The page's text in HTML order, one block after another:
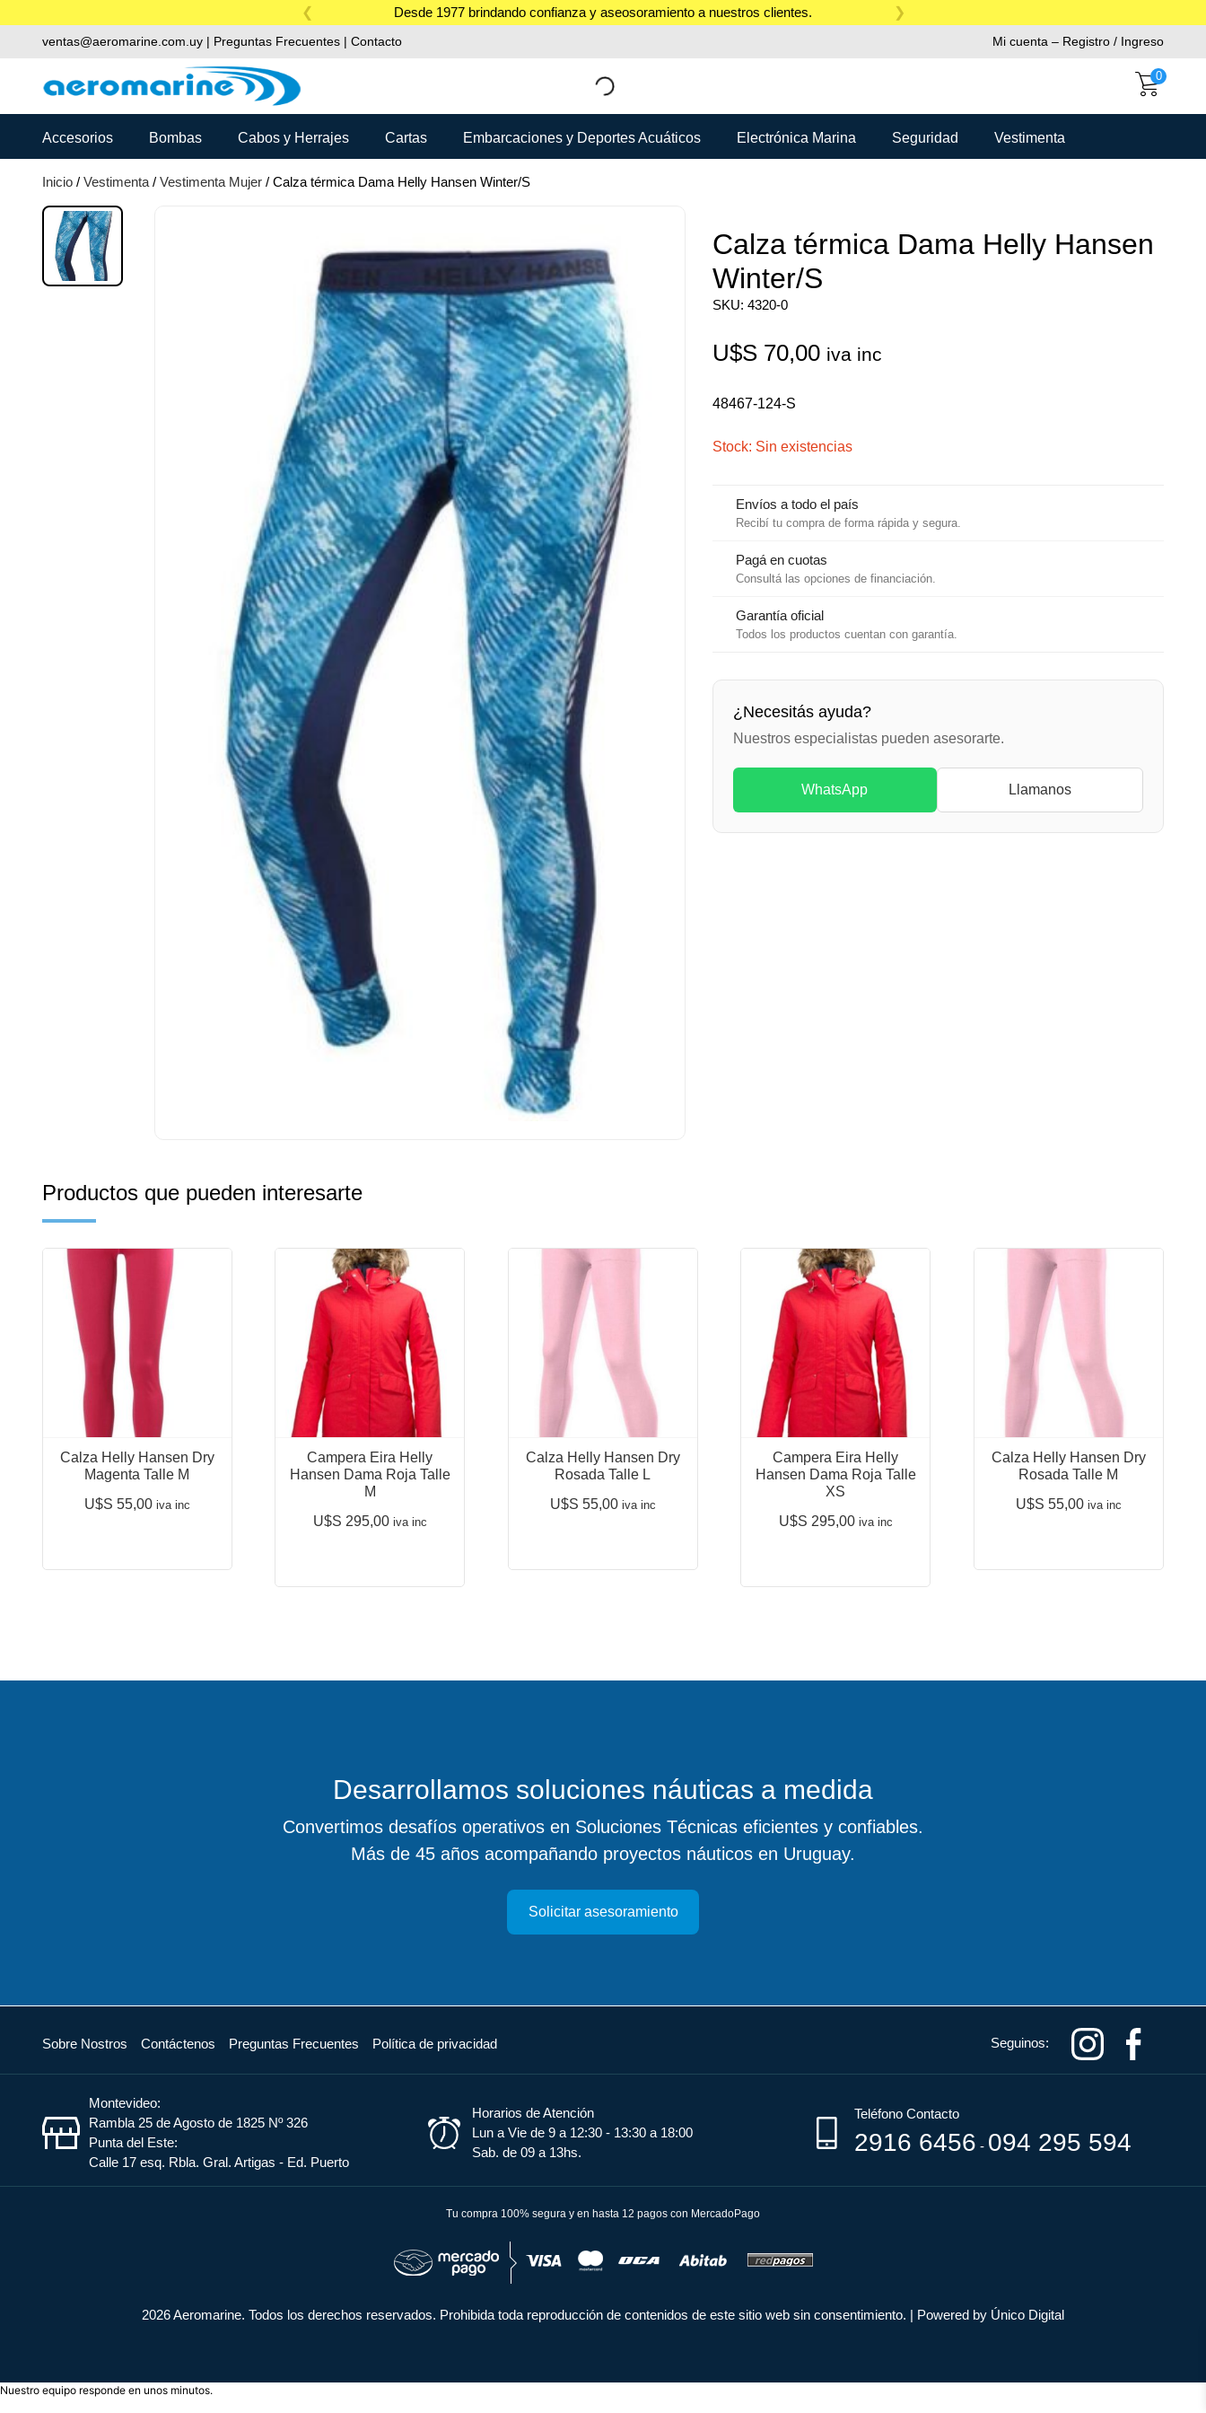
Desde 1977 brindando confianza y aseosoramiento a nuestros clientes.
ventas@aeromarine.com.uy | Preguntas Frecuentes | Contacto Mi cuenta – Registro / Ingreso
0
Accesorios Bombas Cabos y Herrajes Cartas Embarcaciones y Deportes Acuáticos Electrónica Marina Seguridad Vestimenta
Inicio / Vestimenta / Vestimenta Mujer / Calza térmica Dama Helly Hansen Winter/S
Calza térmica Dama Helly Hansen
Winter/S
SKU: 4320-0
U$S 70,00 iva inc
48467-124-S
Stock: Sin existencias
Envíos a todo el país
Recibí tu compra de forma rápida y segura.
Pagá en cuotas
Consultá las opciones de financiación.
Garantía oficial
Todos los productos cuentan con garantía.
¿Necesitás ayuda?
Nuestros especialistas pueden asesorarte.
WhatsApp Llamanos
Productos que pueden interesarte
Calza Helly Hansen Dry
Magenta Talle M
U$S 55,00 iva inc
Campera Eira Helly
Hansen Dama Roja Talle
M
U$S 295,00 iva inc
Calza Helly Hansen Dry
Rosada Talle L
U$S 55,00 iva inc
Campera Eira Helly
Hansen Dama Roja Talle
XS
U$S 295,00 iva inc
Calza Helly Hansen Dry
Rosada Talle M
U$S 55,00 iva inc
Desarrollamos soluciones náuticas a medida
Convertimos desafíos operativos en Soluciones Técnicas eficientes y confiables.
Más de 45 años acompañando proyectos náuticos en Uruguay.
Solicitar asesoramiento
Sobre Nostros Contáctenos Preguntas Frecuentes Política de privacidad Seguinos:
Montevideo:
Rambla 25 de Agosto de 1825 Nº 326
Punta del Este:
Calle 17 esq. Rbla. Gral. Artigas - Ed. Puerto
Horarios de Atención
Lun a Vie de 9 a 12:30 - 13:30 a 18:00
Sab. de 09 a 13hs.
Teléfono Contacto
2916 6456 - 094 295 594
Tu compra 100% segura y en hasta 12 pagos con MercadoPago
2026 Aeromarine. Todos los derechos reservados. Prohibida toda reproducción de contenidos de este sitio web sin consentimiento. | Powered by Único Digital
Nuestro equipo responde en unos minutos.